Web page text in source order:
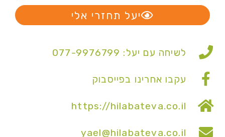
יעל תחזרי אלי
לשיחה עם יעל: 077-9976799
עקבו אחרינו בפייסבוק
https://hilabateva.co.il
yael@hilabateva.co.il